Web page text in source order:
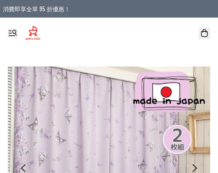
消費即享全單 95 折優惠！
購物滿 HKD 900.00即享免運費優惠！（適用於 本地送貨、本地取貨 )